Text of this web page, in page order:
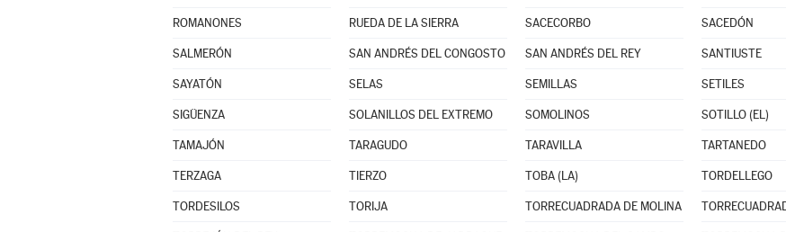
ROMANONES RUEDA DE LA SIERRA SACECORBO SACEDÓN
SALMERÓN SAN ANDRÉS DEL CONGOSTO SAN ANDRÉS DEL REY SANTIUSTE
SAYATÓN SELAS SEMILLAS SETILES
SIGÜENZA SOLANILLOS DEL EXTREMO SOMOLINOS SOTILLO (EL)
TAMAJÓN TARAGUDO TARAVILLA TARTANEDO
TERZAGA TIERZO TOBA (LA) TORDELLEGO
TORDESILOS TORIJA TORRECUADRADA DE MOLINA